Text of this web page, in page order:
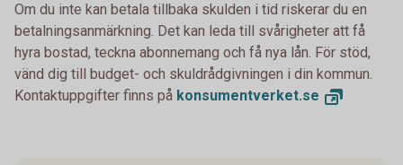
Om du inte kan betala tillbaka skulden i tid riskerar du en
betalningsanmärkning. Det kan leda till svårigheter att få
hyra bostad, teckna abonnemang och få nya lån. För stöd,
vänd dig till budget- och skuldrådgivningen i din kommun.
Kontaktuppgifter finns på konsumentverket.se